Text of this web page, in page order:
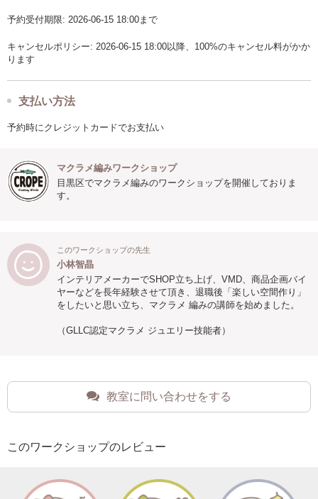
予約受付期限: 2026-06-15 18:00まで
キャンセルポリシー: 2026-06-15 18:00以降、100%のキャンセル料がかか
ります
支払い方法
予約時にクレジットカードでお支払い
マクラメ編みワークショップ
目黒区でマクラメ編みのワークショップを開催しておりま
す。
このワークショップの先生
小林智晶
インテリアメーカーでSHOP立ち上げ、VMD、商品企画バイ
ヤーなどを長年経験させて頂き、退職後「楽しい空間作り」
をしたいと思い立ち、マクラメ 編みの講師を始めました。
（GLLC認定マクラメ ジュエリー技能者）
教室に問い合わせをする
このワークショップのレビュー